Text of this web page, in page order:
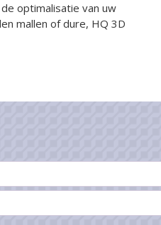
optimalisatie van uw
mallen of dure, HQ 3D